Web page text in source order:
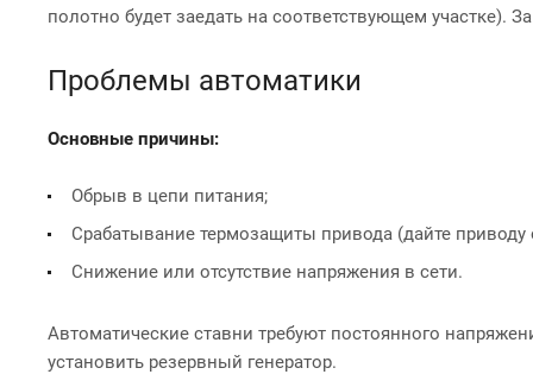
полотно будет заедать на соответствующем
Проблемы автоматики
Основные причины:
Обрыв в цепи питания;
Срабатывание термозащиты привода (дайте приводу
Снижение или отсутствие напряжения в сети.
Автоматические ставни требуют постоянного
установить резервный генератор.